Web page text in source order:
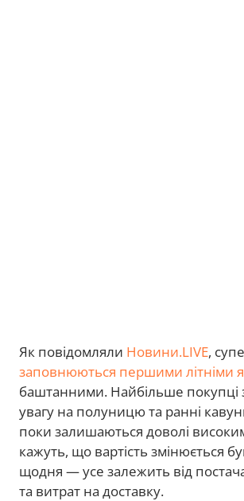
Як повідомляли Новини.LIVE,
заповнюються першими літніми
баштанними. Найбільше покупці
увагу на полуницю та ранні
поки залишаються доволі
кажуть, що вартість змінюється
щодня — усе залежить від
та витрат на доставку.